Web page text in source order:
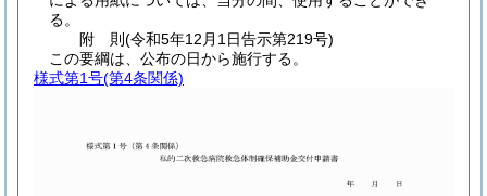
る。
附 則(令和5年12月1日告示第219号)
この要綱は、公布の日から施行する。
様式第1号(第4条関係)